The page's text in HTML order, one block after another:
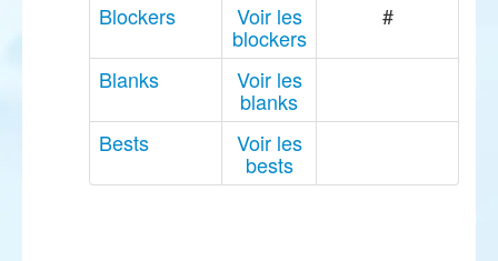
Blockers
Voir les
blockers
#
Blanks Voir les
blanks
Bests
Voir les
bests